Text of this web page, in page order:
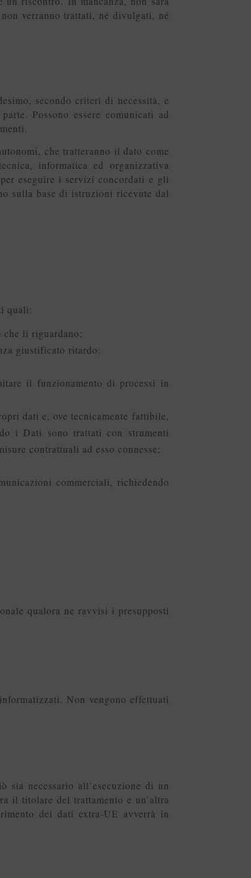
verranno trattati, né divulgati, né
secondo criteri di necessità, e
Possono essere comunicati ad
che tratteranno il dato come
informatica ed organizzativa
eseguire i servizi concordati e gli
sulla base di istruzioni ricevute dal
quali:
li riguardano;
giustificato ritardo;
il funzionamento di processi in
dati e, ove tecnicamente fattibile,
i Dati sono trattati con strumenti
contrattuali ad esso connesse;
commerciali, richiedendo
qualora ne ravvisi i presupposti
Non vengono effettuati
necessario all’esecuzione di un
il titolare del trattamento e un’altra
dei dati extra-UE avverrà in